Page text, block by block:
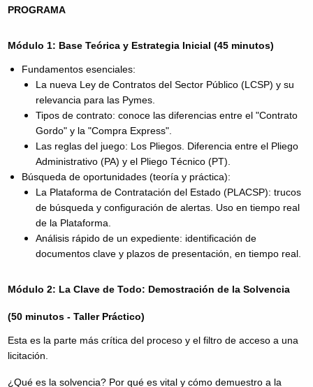
PROGRAMA
Módulo 1: Base Teórica y Estrategia Inicial (45 minutos)
Fundamentos esenciales:
La nueva Ley de Contratos del Sector Público (LCSP) y su
relevancia para las Pymes.
Tipos de contrato: conoce las diferencias entre el "Contrato
Gordo" y la "Compra Express".
Las reglas del juego: Los Pliegos. Diferencia entre el Pliego
Administrativo (PA) y el Pliego Técnico (PT).
Búsqueda de oportunidades (teoría y práctica):
La Plataforma de Contratación del Estado (PLACSP): trucos
de búsqueda y configuración de alertas. Uso en tiempo real
de la Plataforma.
Análisis rápido de un expediente: identificación de
documentos clave y plazos de presentación, en tiempo real.
Módulo 2: La Clave de Todo: Demostración de la Solvencia
(50 minutos - Taller Práctico)
Esta es la parte más crítica del proceso y el filtro de acceso a una
licitación.
¿Qué es la solvencia? Por qué es vital y cómo demuestro a la